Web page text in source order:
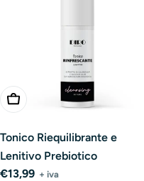
Add To Cart
Tonico Riequilibrante e
Lenitivo Prebiotico
Regular
€13,99 + iva